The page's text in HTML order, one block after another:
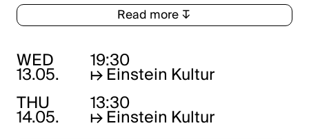
Read more ↧
WED
13.05.
19:30
↦Einstein Kultur
THU
14.05.
13:30
↦Einstein Kultur